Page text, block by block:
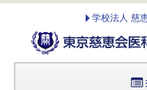
学校法人 慈